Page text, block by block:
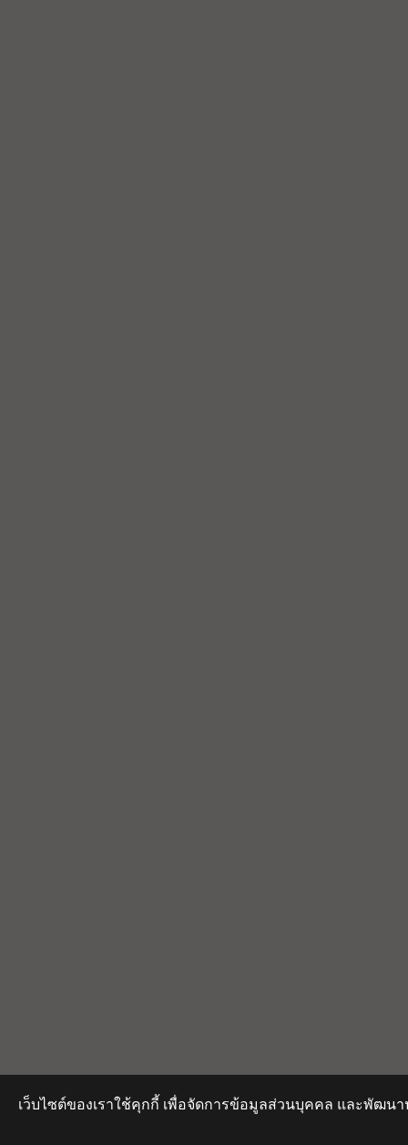
เว็บไซต์ของเราใช้คุกกี้ เพื่อจัดการข้อมูลส่วนบุคคล และพัฒน